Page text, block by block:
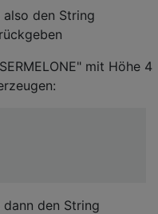
den String
mit Höhe 4
den String